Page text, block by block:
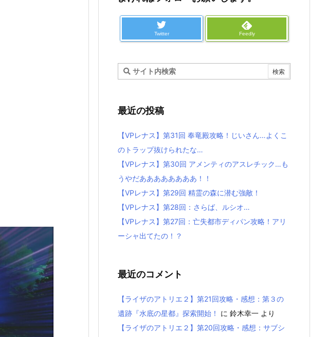
Twitter Feedly
最近の投稿
【VPレナス】第31回 奉竜殿攻略！じいさん…よくこ
のトラップ抜けられたな…
【VPレナス】第30回 アメンティのアスレチック…も
うやだああああああああ！！
【VPレナス】第29回 精霊の森に潜む強敵！
【VPレナス】第28回：さらば、ルシオ…
【VPレナス】第27回：亡失都市ディパン攻略！アリ
ーシャ出てたの！？
最近のコメント
【ライザのアトリエ２】第21回攻略・感想：第３の
遺跡『水底の星都』探索開始！
に 鈴木幸一 より
【ライザのアトリエ２】第20回攻略・感想：サブシ